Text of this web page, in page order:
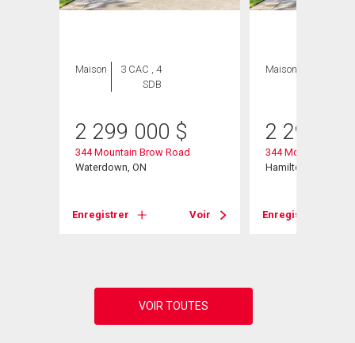
Maison
3 CAC , 4
SDB
2 299 000 $
344 Mountain Brow Road
Waterdown, ON
Enregistrer Voir
Maison
2 299
344 Mountain
Hamilton, ON
Enregistrer